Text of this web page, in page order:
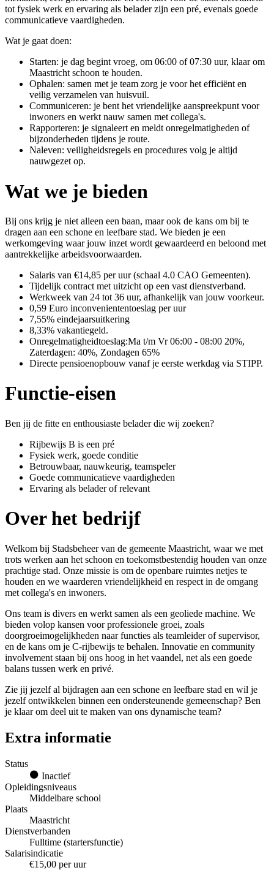
tot fysiek werk en ervaring als belader zijn een pré, evenals goede
communicatieve vaardigheden.
Wat je gaat doen:
Starten: je dag begint vroeg, om 06:00 of 07:30 uur, klaar om
Maastricht schoon te houden.
Ophalen: samen met je team zorg je voor het efficiënt en
veilig verzamelen van huisvuil.
Communiceren: je bent het vriendelijke aanspreekpunt voor
inwoners en werkt nauw samen met collega's.
Rapporteren: je signaleert en meldt onregelmatigheden of
bijzonderheden tijdens je route.
Naleven: veiligheidsregels en procedures volg je altijd
nauwgezet op.
Wat we je bieden
Bij ons krijg je niet alleen een baan, maar ook de kans om bij te
dragen aan een schone en leefbare stad. We bieden je een
werkomgeving waar jouw inzet wordt gewaardeerd en beloond met
aantrekkelijke arbeidsvoorwaarden.
Salaris van €14,85 per uur (schaal 4.0 CAO Gemeenten).
Tijdelijk contract met uitzicht op een vast dienstverband.
Werkweek van 24 tot 36 uur, afhankelijk van jouw voorkeur.
0,59 Euro inconveniententoeslag per uur
7,55% eindejaarsuitkering
8,33% vakantiegeld.
Onregelmatigheidtoeslag:Ma t/m Vr 06:00 - 08:00 20%,
Zaterdagen: 40%, Zondagen 65%
Directe pensioenopbouw vanaf je eerste werkdag via STIPP.
Functie-eisen
Ben jij de fitte en enthousiaste belader die wij zoeken?
Rijbewijs B is een pré
Fysiek werk, goede conditie
Betrouwbaar, nauwkeurig, teamspeler
Goede communicatieve vaardigheden
Ervaring als belader of relevant
Over het bedrijf
Welkom bij Stadsbeheer van de gemeente Maastricht, waar we met
trots werken aan het schoon en toekomstbestendig houden van onze
prachtige stad. Onze missie is om de openbare ruimtes netjes te
houden en we waarderen vriendelijkheid en respect in de omgang
met collega's en inwoners.
Ons team is divers en werkt samen als een geoliede machine. We
bieden volop kansen voor professionele groei, zoals
doorgroeimogelijkheden naar functies als teamleider of supervisor,
en de kans om je C-rijbewijs te behalen. Innovatie en community
involvement staan bij ons hoog in het vaandel, net als een goede
balans tussen werk en privé.
Zie jij jezelf al bijdragen aan een schone en leefbare stad en wil je
jezelf ontwikkelen binnen een ondersteunende gemeenschap? Ben
je klaar om deel uit te maken van ons dynamische team?
Extra informatie
Status
Inactief
Opleidingsniveaus
Middelbare school
Plaats
Maastricht
Dienstverbanden
Fulltime (startersfunctie)
Salarisindicatie
€15,00 per uur